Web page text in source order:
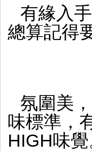
有緣入
總算記得
氛圍美
味標準，
HIGH味覺